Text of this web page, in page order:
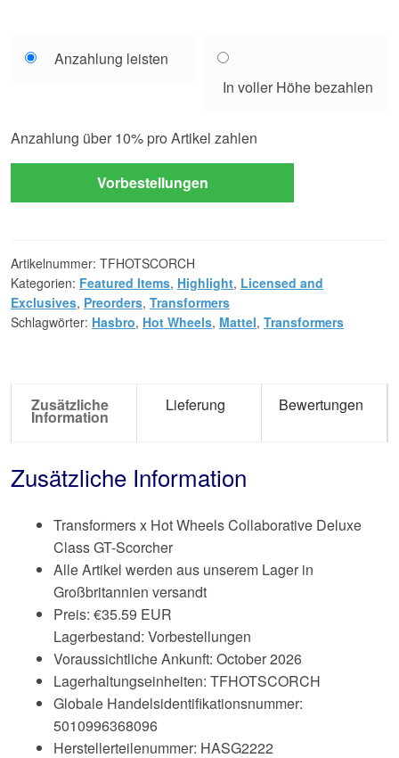
your
Anzahlung leisten
In voller Höhe bezahlen
Anzahlung über 10% pro Artikel zahlen
Vorbestellungen
Artikelnummer: TFHOTSCORCH
Kategorien: Featured Items, Highlight, Licensed and
Exclusives, Preorders, Transformers
Schlagwörter: Hasbro, Hot Wheels, Mattel, Transformers
Zusätzliche
Information
Lieferung Bewertungen
Zusätzliche Information
Transformers x Hot Wheels Collaborative Deluxe
Class GT-Scorcher
Alle Artikel werden aus unserem Lager in
Großbritannien versandt
Preis: €35.59 EUR
Lagerbestand: Vorbestellungen
Voraussichtliche Ankunft: October 2026
Lagerhaltungseinheiten: TFHOTSCORCH
Globale Handelsidentifikationsnummer:
5010996368096
Herstellerteilenummer: HASG2222